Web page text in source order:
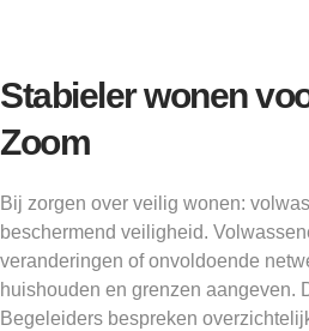
Stabieler wonen
Zoom
Bij zorgen over veilig wonen:
beschermend veiligheid.
veranderingen of onvoldoende
huishouden en grenzen aangeven.
Begeleiders bespreken